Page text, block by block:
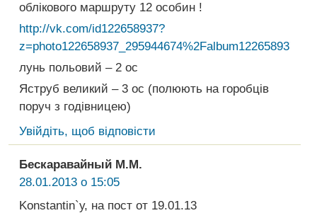
облікового маршруту 12 особин !
http://vk.com/id122658937?
лунь польовий – 2 ос
Яструб великий – 3 ос (полюють на горобців
поруч з годівницею)
Увійдіть, щоб відповісти
Бескаравайный М.М.
28.01.2013 о 15:05
Konstantin`у, на пост от 19.01.13